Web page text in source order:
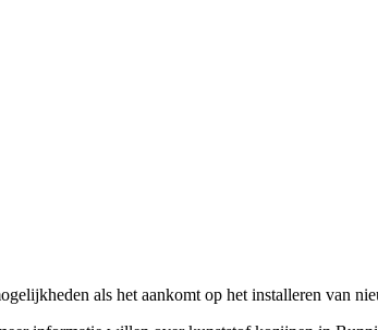
als het aankomt op het installeren van